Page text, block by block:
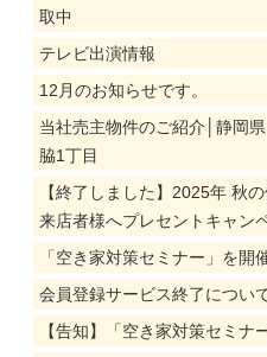
取中
テレビ出演情報
12月のお知らせです。
当社売主物件のご紹介│静岡
脇1丁目
【終了しました】2025年 秋
来店者様へプレセントキャン
「空き家対策セミナー」を開
会員登録サービス終了につい
【告知】「空き家対策セミナ